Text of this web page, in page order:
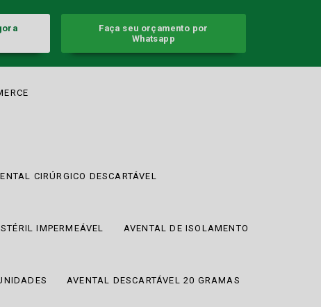
Faça seu orçamento por
Whatsapp
CIRÚRGICO DESCARTÁVEL
IMPERMEÁVEL AVENTAL DE ISOLAMENTO
AVENTAL DESCARTÁVEL 20 GRAMAS